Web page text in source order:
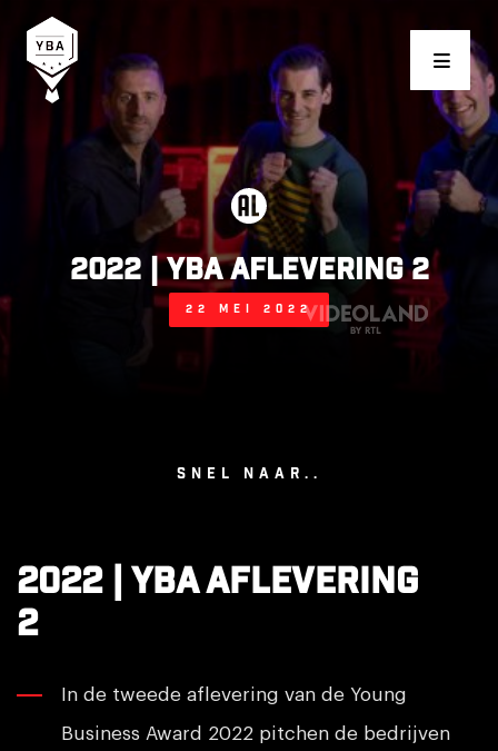
Young Business Award
2022 | YBA AFLEVERING 2
22 mei 2022
Snel naar..
2022 | YBA AFLEVERING
2
In de tweede aflevering van de Young
Business Award 2022 pitchen de bedrijven